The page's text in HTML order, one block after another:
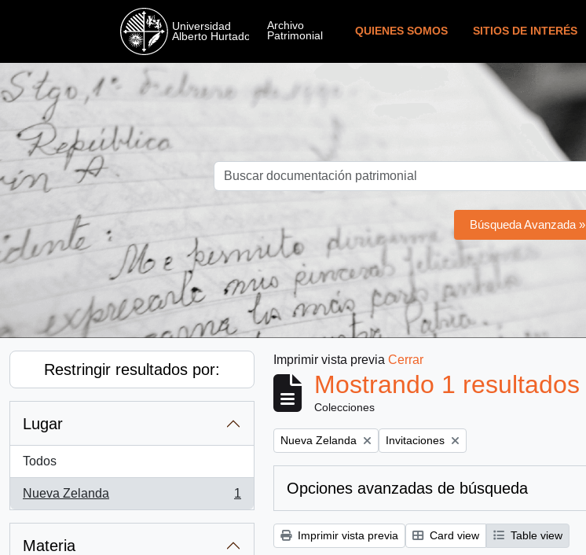
QUIENES SOMOS SITIOS DE INTERÉS
Búsqueda Avanzada »
Restringir resultados por:
Lugar
Todos
Nueva Zelanda
, 1 resultados
1
Materia
Imprimir vista previa Cerrar
Mostrando 1 resultados
Colecciones
Remove filter:
Nueva Zelanda Remove filter:
Invitaciones
Opciones avanzadas de búsqueda
Imprimir vista previa Card view Table view